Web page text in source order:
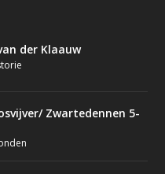
der Klaauw
Zwartedennen 5-